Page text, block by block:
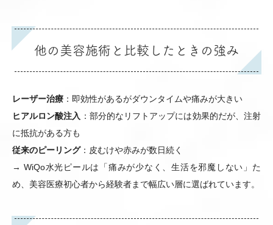
他の美容施術と比較したときの強み
レーザー治療 ：即効性があるがダウンタイムや痛みが大きい
ヒアルロン酸注入 ：部分的なリフトアップには効果的だが、注射
に抵抗がある方も
従来のピーリング：皮むけや赤みが数日続く
→ WiQo水光ピールは「痛みが少なく、生活を邪魔しない」た
め、美容医療初心者から経験者まで幅広い層に選ばれています。